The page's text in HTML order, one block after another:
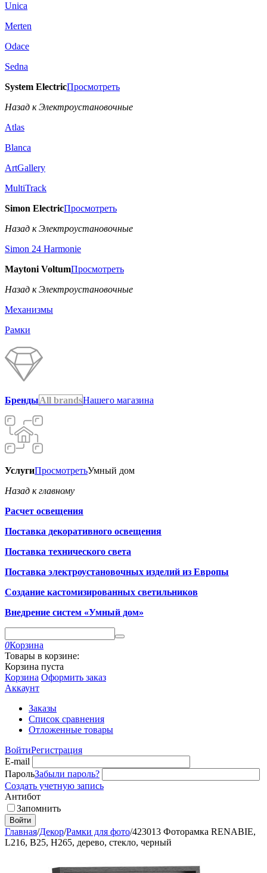
Unica
Merten
Odace
Sedna
System ElectricПросмотреть
Назад к Электроустановочные
Atlas
Blanca
ArtGallery
MultiTrack
Simon ElectricПросмотреть
Назад к Электроустановочные
Simon 24 Harmonie
Maytoni VoltumПросмотреть
Назад к Электроустановочные
Механизмы
Рамки
БрендыAll brandsНашего магазина
УслугиПросмотретьУмный дом
Назад к главному
Расчет освещения
Поставка декоративного освещения
Поставка технического света
Поставка электроустановочных изделий из Европы
Создание кастомизированных светильников
Внедрение систем «Умный дом»
0Корзина
Товары в корзине:
Корзина пуста
Корзина Оформить заказ
Аккаунт
Заказы
Список сравнения
Отложенные товары
ВойтиРегистрация
E-mail
ПарольЗабыли пароль?
Создать учетную запись
Антибот
Запомнить
Войти
Главная/Декор/Рамки для фото/423013 Фоторамка RENABIE,
L216, B25, H265, дерево, стекло, черный